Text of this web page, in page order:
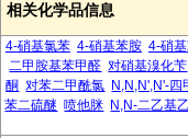
相关化学品信息
4-硝基氯苯 4-硝基苯胺 4-硝
二甲胺基苯甲醛 对硝基溴化苄
酮 对苯二甲酰氯 N,N,N',N'-四
苯二硫醚 喷他脒 N,N-二乙基